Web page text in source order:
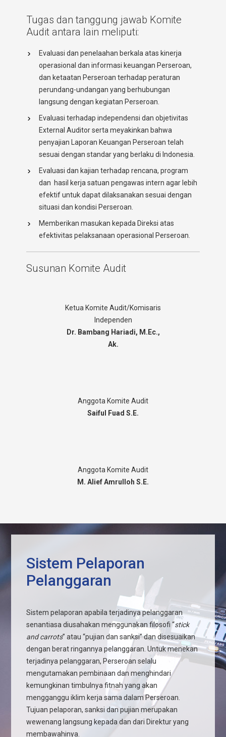
Tugas dan tanggung jawab Komite
Audit antara lain meliputi:
Evaluasi dan penelaahan berkala atas kinerja
operasional dan informasi keuangan Perseroan,
dan ketaatan Perseroan terhadap peraturan
perundang-undangan yang berhubungan
langsung dengan kegiatan Perseroan.
Evaluasi terhadap independensi dan objetivitas
External Auditor serta meyakinkan bahwa
penyajian Laporan Keuangan Perseroan telah
sesuai dengan standar yang berlaku di Indonesia.
Evaluasi dan kajian terhadap rencana, program
dan hasil kerja satuan pengawas intern agar lebih
efektif untuk dapat dilaksanakan sesuai dengan
situasi dan kondisi Perseroan.
Memberikan masukan kepada Direksi atas
efektivitas pelaksanaan operasional Perseroan.
Susunan Komite Audit
Ketua Komite Audit/Komisaris
Independen
Dr. Bambang Hariadi, M.Ec.,
Ak.
Anggota Komite Audit
Saiful Fuad S.E.
Anggota Komite Audit
M. Alief Amrulloh S.E.
Sistem Pelaporan
Pelanggaran
Sistem pelaporan apabila terjadinya pelanggaran
senantiasa diusahakan menggunakan filosofi “stick
and carrots” atau “pujian dan sanksi” dan disesuaikan
dengan berat ringannya pelanggaran. Untuk menekan
terjadinya pelanggaran, Perseroan selalu
mengutamakan pembinaan dan menghindari
kemungkinan timbulnya fitnah yang akan
mengganggu iklim kerja sama dalam Perseroan.
Tujuan pelaporan, sanksi dan pujian merupakan
wewenang langsung kepada dan dari Direktur yang
membawahinya.